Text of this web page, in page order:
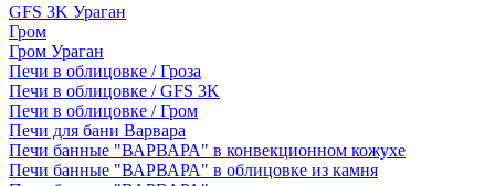
GFS 3K Ураган
Гром
Гром Ураган
Печи в облицовке / Гроза
Печи в облицовке / GFS 3K
Печи в облицовке / Гром
Печи для бани Варвара
Печи банные "ВАРВАРА" в конвекционном кожухе
Печи банные "ВАРВАРА" в облицовке из камня